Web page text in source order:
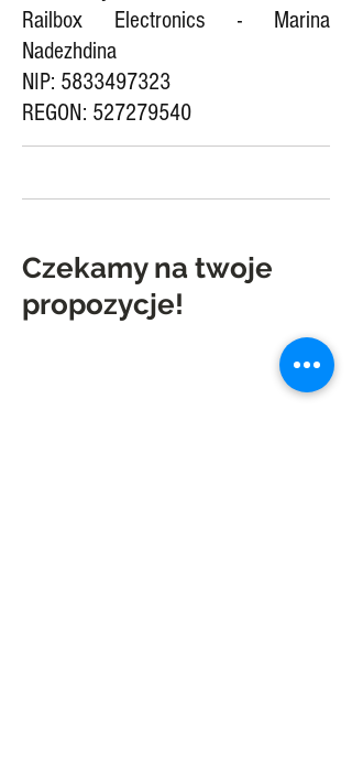
Railbox Electronics - Marina
Nadezhdina
NIP: 5833497323
REGON: 527279540
Czekamy na twoje
propozycje!